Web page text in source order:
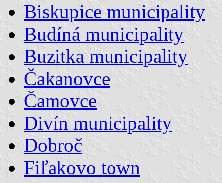
Biskupice municipality
Budíná municipality
Buzitka municipality
Čakanovce
Čamovce
Divín municipality
Dobroč
Fiľakovo town